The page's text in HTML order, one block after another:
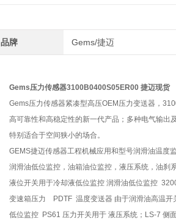
品牌 Gems/捷迈
Gems压力传感器3100B0400S05ER00 捷迈现货
Gems压力传感器紧凑型高压OEM压力变送器，
高可靠性和高稳定性的新一代产品；多种电气输出
特别适合于空间狭小的场合。
GEMS捷迈传感器工程机械应用和型号润滑油温度
润滑油低位监控，油箱油位监控，液压系统，油刹
液位开关用于冷却液低位监控 润滑油低位监控
变速箱压力 PDTF 温度变送器 由于润滑油高温开
低位监控 PS61 压力开关用于 液压系统；LS-7 侧